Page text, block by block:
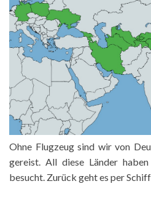
Ohne Flugzeug sind wir von
gereist. All diese Länder
besucht. Zurück geht es per